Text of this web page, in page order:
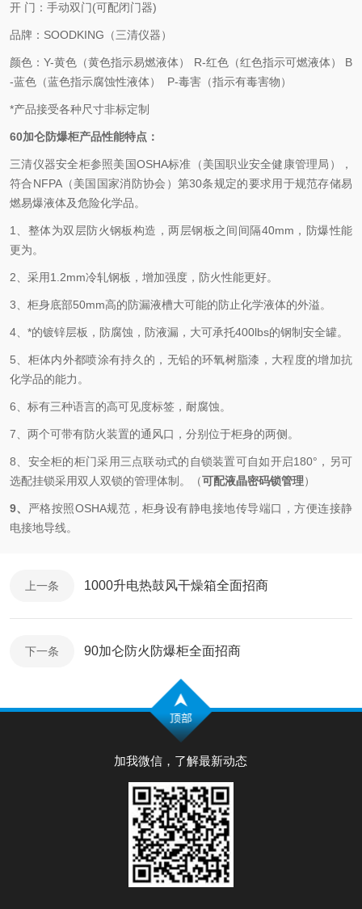
开 门：手动双门(可配闭门器)
品牌：SOODKING（三清仪器）
颜色：Y-黄色（黄色指示易燃液体） R-红色（红色指示可燃液体） B
-蓝色（蓝色指示腐蚀性液体） P-毒害（指示有毒害物）
*产品接受各种尺寸非标定制
60加仑防爆柜产品性能特点：
三清仪器安全柜参照美国OSHA标准（美国职业安全健康管理局），
符合NFPA（美国国家消防协会）第30条规定的要求用于规范存储易
燃易爆液体及危险化学品。
1、整体为双层防火钢板构造，两层钢板之间间隔40mm，防爆性能
更为。
2、采用1.2mm冷轧钢板，增加强度，防火性能更好。
3、柜身底部50mm高的防漏液槽大可能的防止化学液体的外溢。
4、*的镀锌层板，防腐蚀，防液漏，大可承托400lbs的钢制安全罐。
5、柜体内外都喷涂有持久的，无铅的环氧树脂漆，大程度的增加抗
化学品的能力。
6、标有三种语言的高可见度标签，耐腐蚀。
7、两个可带有防火装置的通风口，分别位于柜身的两侧。
8、安全柜的柜门采用三点联动式的自锁装置可自如开启180°， 另可
选配挂锁采用双人双锁的管理体制。（可配液晶密码锁管理）
9、 严格按照OSHA规范，柜身设有静电接地传导端口，方便连接静
电接地导线。
上一条 1000升电热鼓风干燥箱全面招商
下一条 90加仑防火防爆柜全面招商
加我微信，了解最新动态